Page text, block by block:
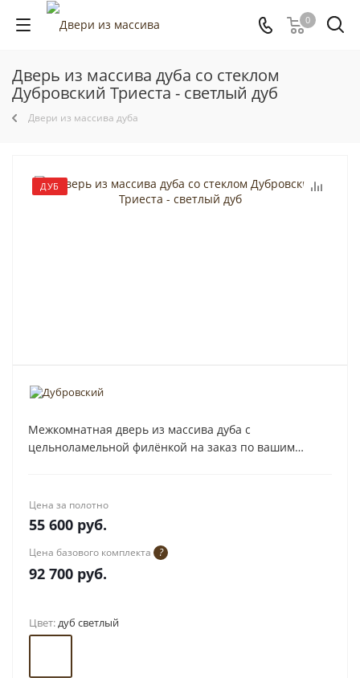
0
Дверь из массива дуба со стеклом
Дубровский Триеста - светлый дуб
Двери из массива дуба
ДУБ
Межкомнатная дверь из массива дуба с
цельноламельной филёнкой на заказ по вашим
Цена за полотно
55 600 руб.
Цена базового комплекта ?
92 700 руб.
Цвет:дуб светлый